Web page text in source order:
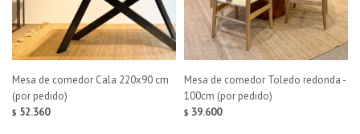
Mesa de comedor Cala 220x90 cm
(por pedido)
$ 52.360
Mesa de comedor Toledo redonda -
100cm (por pedido)
$ 39.600